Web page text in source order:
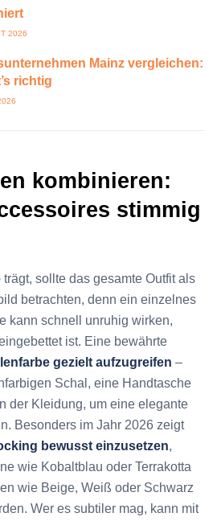
2026
Mainz vergleichen:
richtig
kombinieren:
stimmig
trägt, sollte das gesamte Outfit als
betrachten, denn ein einzelnes
kann schnell unruhig wirken,
ist. Eine bewährte
gezielt aufzugreifen –
Schal, eine Handtasche
der Kleidung, um eine elegante
Besonders im Jahr 2026 zeigt
bewusst einzusetzen,
wie Kobaltblau oder Terrakotta
wie Beige, Weiß oder Schwarz
Wer es subtiler mag, kann mit